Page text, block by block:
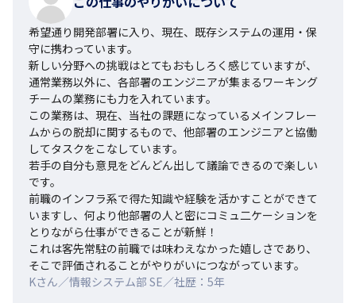
希望通り開発部署に入り、現在、既存システムの運用・保
守に携わっています。
新しい分野への挑戦はとてもおもしろく感じていますが、
通常業務以外に、各部署のエンジニアが集まるワーキング
チームの業務にも力を入れています。
この業務は、現在、当社の課題になっているメインフレー
ムからの脱却に関するもので、他部署のエンジニアと協働
してタスクをこなしています。
若手の自分も意見をどんどん出して議論できるので楽しい
です。
前職のインフラ系で得た知識や経験を活かすことができて
いますし、何より他部署の人と密にコミュ二ケーションを
とりながら仕事ができることが新鮮！
これは客先常駐の前職では味わえなかった嬉しさであり、
そこで評価されることがやりがいにつながっています。
Kさん／情報システム部 SE／社歴：5年